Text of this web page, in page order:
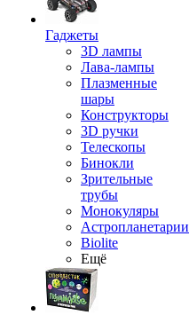
Гаджеты
3D лампы
Лава-лампы
Плазменные
шары
Конструкторы
3D ручки
Телескопы
Бинокли
Зрительные
трубы
Монокуляры
Астропланетарии
Biolite
Ещё